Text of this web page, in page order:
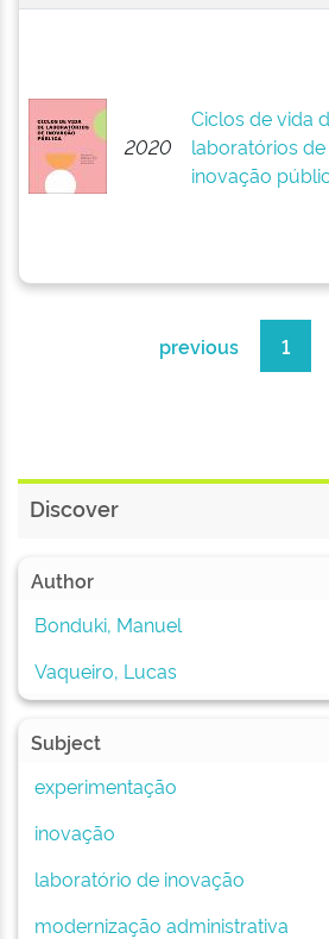
2020
Ciclos de vida
laboratórios de
inovação
previous 1
Discover
Author
Bonduki, Manuel
Vaqueiro, Lucas
Subject
experimentação
inovação
laboratório de inovação
modernização administrativa